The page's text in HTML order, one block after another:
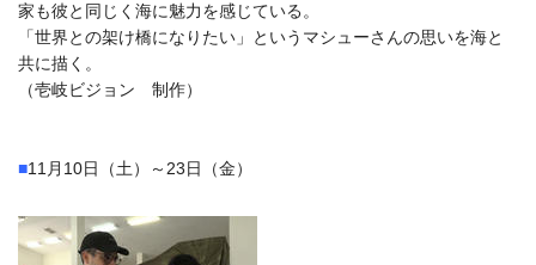
家も彼と同じく海に魅力を感じている。
「世界との架け橋になりたい」というマシューさんの思いを海と
共に描く。
（壱岐ビジョン 制作）
■11月10日（土）～23日（金）